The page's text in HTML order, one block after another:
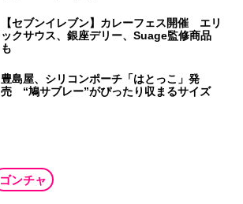
【セブンイレブン】カレーフェス開催 エリ
ックサウス、銀座デリー、Suage監修商品
も
豊島屋、シリコンポーチ「はとっこ」発
売 “鳩サブレー”がぴったり収まるサイズ
ゴンチャ